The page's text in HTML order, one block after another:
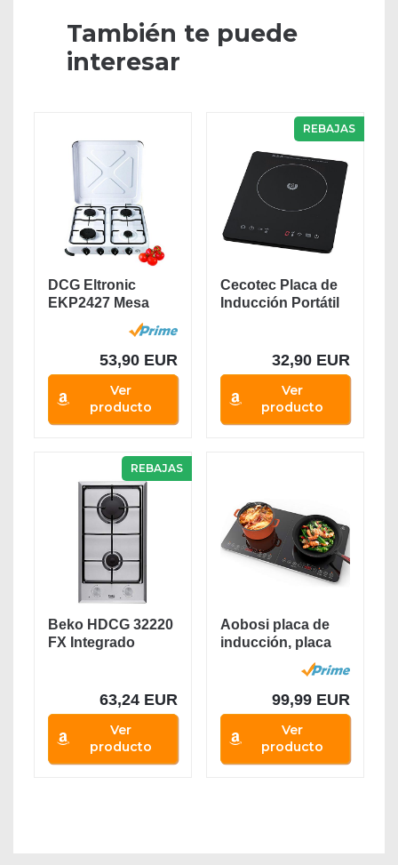
También te puede
interesar
DCG Eltronic
EKP2427 Mesa
Encimera de gas
53,90 EUR
Ver
producto
REBAJAS
Cecotec Placa de
Inducción Portátil
32,90 EUR
Ver
producto
REBAJAS
Beko HDCG 32220
FX Integrado
63,24 EUR
Ver
producto
Aobosi placa de
inducción, placa
99,99 EUR
Ver
producto